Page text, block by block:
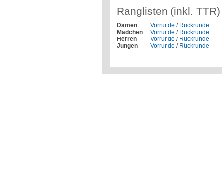
Ranglisten (inkl. TTR)
Damen Vorrunde / Rückrunde
Mädchen
Vorrunde / Rückrunde
Herren
Vorrunde / Rückrunde
Jungen
Vorrunde / Rückrunde